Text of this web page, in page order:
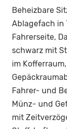
Beheizbare
Ablagefach in
Fahrerseite,
schwarz mit
im
Fahrer- und
Münz- und
mit